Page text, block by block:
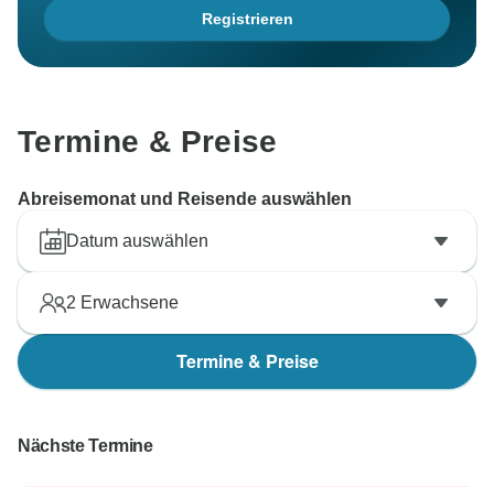
Registrieren
Termine & Preise
Abreisemonat und Reisende auswählen
Datum auswählen
2 Erwachsene
Termine & Preise
Nächste Termine